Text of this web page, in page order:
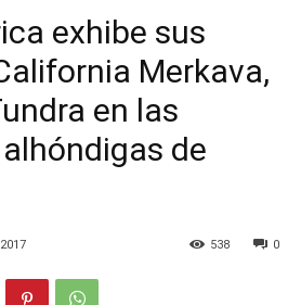
exhibe sus
Merkava,
en las
de
0
538